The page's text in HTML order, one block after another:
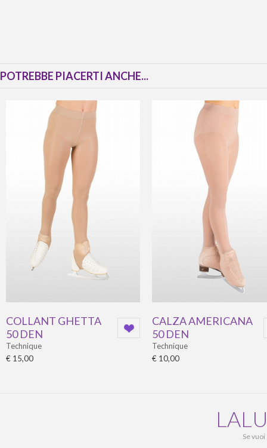
POTREBBE PIACERTI ANCHE...
COLLANT GHETTA
50 DEN
Technique
€ 15,00
CALZA AMERICANA
50 DEN
Technique
€ 10,00
Se